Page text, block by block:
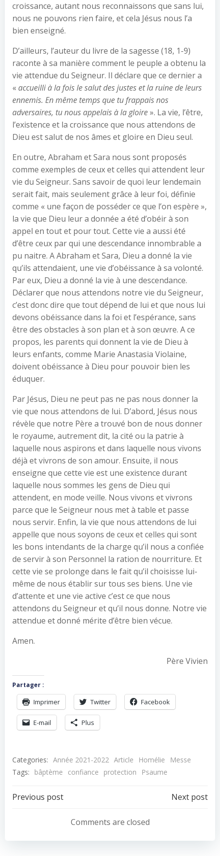
croissance, autant nous reconnaissons que sans lui,
nous ne pouvons rien faire, et cela Jésus nous l’a
bien enseigné.
D’ailleurs, l’auteur du livre de la sagesse (18, 1-9)
raconte à sa manière comment le peuple a obtenu la
vie attendue du Seigneur. Il déclare que ce dernier a
«accueilli à la fois le salut des justes et la ruine de leurs
ennemis. En même temps que tu frappais nos
adversaires, tu nous appelais à la gloire». La vie, l’être,
l’existence et la croissance que nous attendons de
Dieu est salut de nos âmes et gloire en Dieu seul.
En outre, Abraham et Sara nous sont proposés
comme exemples de ceux et celles qui attendent leur
vie du Seigneur. Sans savoir de quoi leur lendemain
serait fait, mais seulement grâce à leur foi, définie
comme « une façon de posséder ce que l’on espère »,
la vie que Dieu leur a donnée a été d’obéir à son
appel en tout et pour tout. Cette vie a aussi été
d’être ceux par qui une descendance innombrable a
pu naitre. A Abraham et Sara, Dieu a donné la vie
qu’ils attendaient, une vie d’obéissance à sa volonté.
Par eux, Dieu a donné la vie à une descendance.
Déclarer que nous attendons notre vie du Seigneur,
c’est donc dire que tout dépend de lui et que nous lui
devons obéissance dans la foi et l’espérance, sans
être des obstacles à son plan et à son œuvre. A ce
propos, les parents qui donnent la vie de Dieu à
leurs enfants, comme Marie Anastasia Violaine,
doivent obéissance à Dieu pour pouvoir bien les
éduquer.
Par Jésus, Dieu ne peut pas ne pas nous donner la
vie que nous attendons de lui. D’abord, Jésus nous
révèle que notre Père a trouvé bon de nous donner
le royaume, autrement dit, la cité ou la patrie à
laquelle nous aspirons et dans laquelle nous vivons
déjà et vivrons de son amour. Ensuite, il nous
enseigne que cette vie est une existence durant
laquelle nous sommes les gens de Dieu qui
attendent, en mode veille. Nous vivons et vivrons
parce que le Seigneur nous met à table et passe
nous servir. Enfin, la vie que nous attendons de lui
appelle que nous soyons de ceux et celles qui sont
les bons intendants de la charge qu’il nous a confiée
de servir à son Personnel la ration de nourriture. Et
cette vie se prolonge dans le fait qu’il choisisse lui-
même de nous établir sur tous ses biens. Une vie
d’attente et une vie active c’est ce que nous
attendons du Seigneur et qu’il nous donne. Notre vie
attendue et donné mérite d’être bien vécue.
Amen.
Père Vivien
Partager :
Imprimer Twitter Facebook
E-mail Plus
Categories: Année 2021-2022 Article Homélie
Messe
Tags:
bâptème confiance protection Psaume
Navigation
l’article
Previous post
Navigation
de
l’article
Next post
Comments are closed